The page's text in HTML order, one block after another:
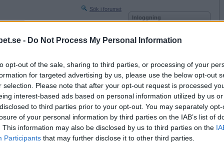
- Do Not Process My Personal Information
opt-out of the sale, sharing to third parties, or processing of your
for targeted advertising by us, please use the below opt-out
selection. Please note that after your opt-out request is processed
interest-based ads based on personal information utilized by us
to third parties prior to your opt-out. You may separately
of your personal information by third parties on the IAB’s list of
This information may also be disclosed by us to third parties on the
Participants that may further disclose it to other third parties.
Sök i forumet
Nästa sida »
2008-03-05 21:59
jag vet)
Inloggning
Kom ihåg mig
Glömt ditt lösenord?
Få ny aktiveringslänk
Betapet är gratis!